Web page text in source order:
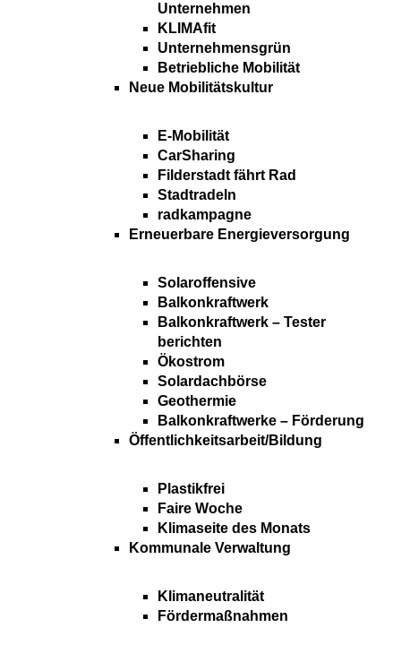
Unternehmen
KLIMAfit
Unternehmensgrün
Betriebliche Mobilität
Neue Mobilitätskultur
E-Mobilität
CarSharing
Filderstadt fährt Rad
Stadtradeln
radkampagne
Erneuerbare Energieversorgung
Solaroffensive
Balkonkraftwerk
Balkonkraftwerk – Tester
berichten
Ökostrom
Solardachbörse
Geothermie
Balkonkraftwerke – Förderung
Öffentlichkeitsarbeit/Bildung
Plastikfrei
Faire Woche
Klimaseite des Monats
Kommunale Verwaltung
Klimaneutralität
Fördermaßnahmen